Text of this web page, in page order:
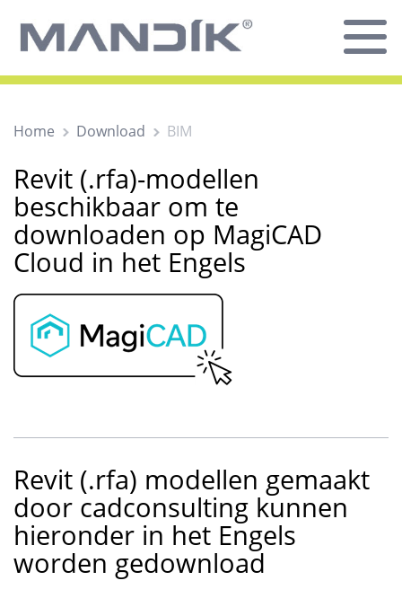
Home Download BIM
Revit (.rfa)-modellen
beschikbaar om te
downloaden op MagiCAD
Cloud in het Engels
Revit (.rfa) modellen gemaakt
door cadconsulting kunnen
hieronder in het Engels
worden gedownload